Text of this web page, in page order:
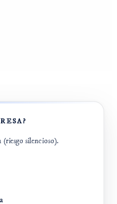
(riesgo silencioso).